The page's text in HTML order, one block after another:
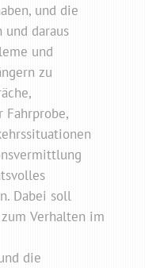
und die
und daraus
und
zu
Fahrprobe,
Dabei soll
Verhalten im
die